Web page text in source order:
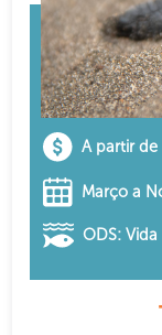
A partir de
Março a
ODS: